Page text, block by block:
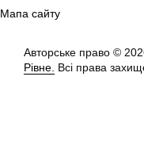
Мапа сайту
Авторське право ©
Рівне. Всі права